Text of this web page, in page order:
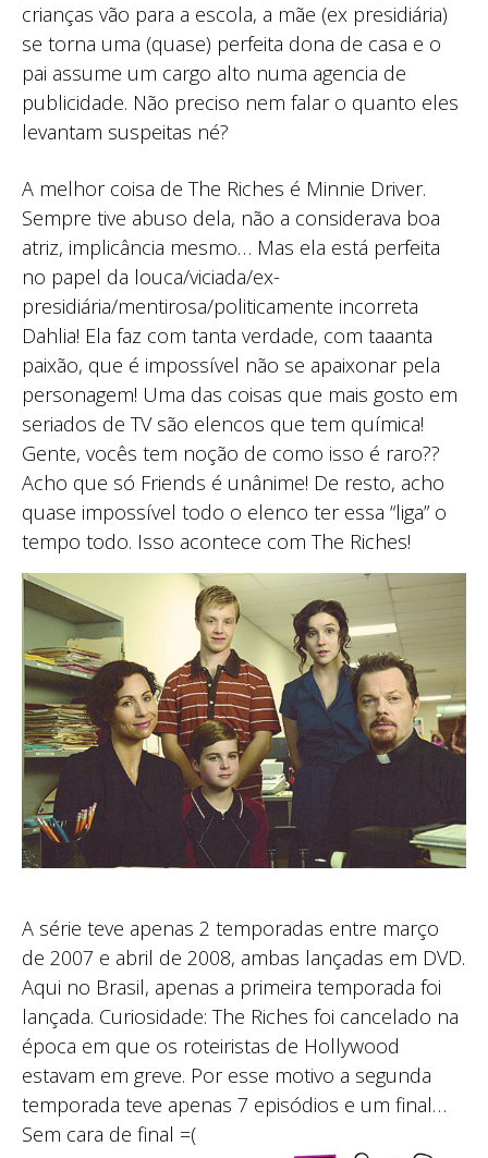
crianças vão para a escola, a mãe (ex presidiária)
se torna uma (quase) perfeita dona de casa e o
pai assume um cargo alto numa agencia de
publicidade. Não preciso nem falar o quanto eles
levantam suspeitas né?
A melhor coisa de The Riches é Minnie Driver.
Sempre tive abuso dela, não a considerava boa
atriz, implicância mesmo… Mas ela está perfeita
no papel da louca/viciada/ex-
presidiária/mentirosa/politicamente incorreta
Dahlia! Ela faz com tanta verdade, com taaanta
paixão, que é impossível não se apaixonar pela
personagem! Uma das coisas que mais gosto em
seriados de TV são elencos que tem química!
Gente, vocês tem noção de como isso é raro??
Acho que só Friends é unânime! De resto, acho
quase impossível todo o elenco ter essa “liga” o
tempo todo. Isso acontece com The Riches!
A série teve apenas 2 temporadas entre março
de 2007 e abril de 2008, ambas lançadas em DVD.
Aqui no Brasil, apenas a primeira temporada foi
lançada. Curiosidade: The Riches foi cancelado na
época em que os roteiristas de Hollywood
estavam em greve. Por esse motivo a segunda
temporada teve apenas 7 episódios e um final…
Sem cara de final =(